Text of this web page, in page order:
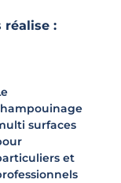
réalise :
surfaces
et